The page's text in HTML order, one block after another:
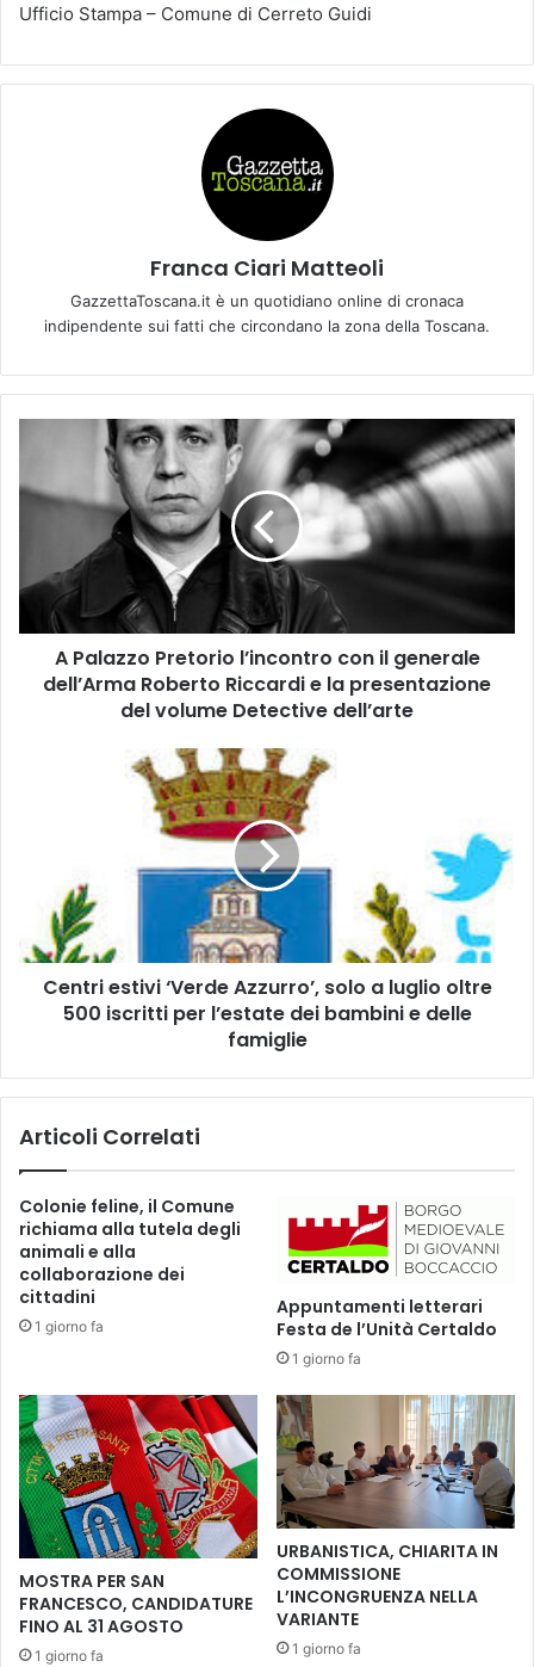
Ufficio Stampa – Comune di Cerreto Guidi
Franca Ciari Matteoli
GazzettaToscana.it è un quotidiano online di cronaca
indipendente sui fatti che circondano la zona della Toscana.
a
P
o
c
n
l
g
e
n
e
r
a
d
e
l
l
’
A
r
m
a
R
o
A Palazzo Pretorio l’incontro con il generale
dell’Arma Roberto Riccardi e la presentazione
del volume Detective dell’arte
t
V
r
A
z
z
u
r
,
s
o
l
o
l
u
g
l
i
Centri estivi ‘Verde Azzurro’, solo a luglio oltre
500 iscritti per l’estate dei bambini e delle
famiglie
Articoli Correlati
Colonie feline, il Comune
richiama alla tutela degli
animali e alla
collaborazione dei
cittadini
1 giorno fa
Appuntamenti letterari
Festa de l’Unità Certaldo
1 giorno fa
MOSTRA PER SAN
FRANCESCO, CANDIDATURE
FINO AL 31 AGOSTO
1 giorno fa
URBANISTICA, CHIARITA IN
COMMISSIONE
L’INCONGRUENZA NELLA
VARIANTE
1 giorno fa